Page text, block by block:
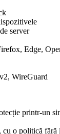
server
Edge,
WireGuard
printr-un
cu o politică fără